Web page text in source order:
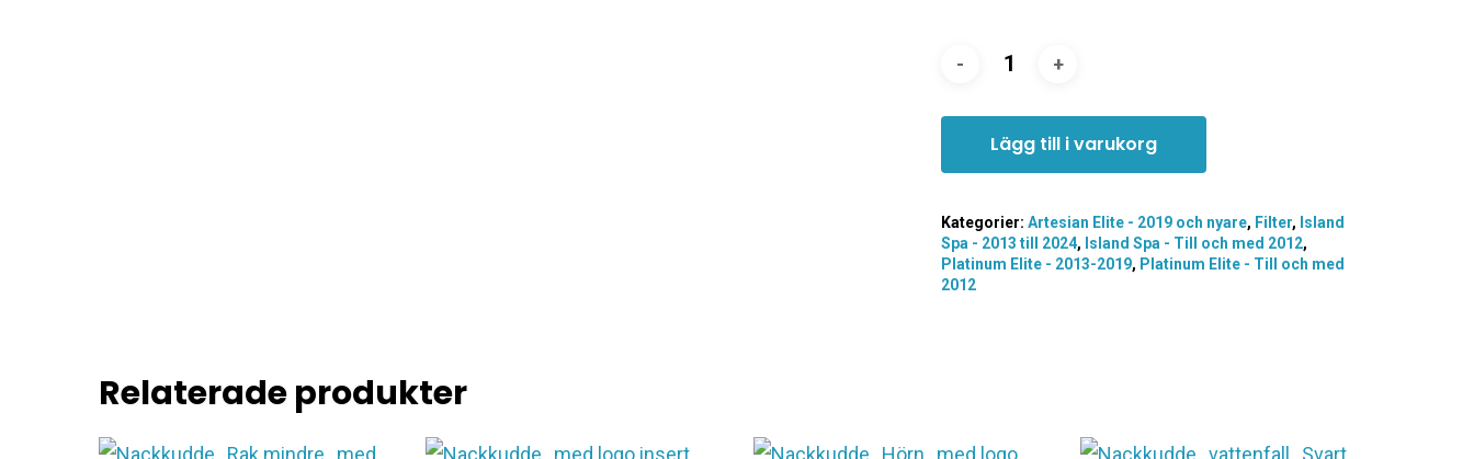
Lägg till i varukorg
Kategorier:Artesian Elite - 2019 och nyare, Filter, Island
Spa - 2013 till 2024, Island Spa - Till och med 2012,
Platinum Elite - 2013-2019, Platinum Elite - Till och med
2012
Relaterade produkter